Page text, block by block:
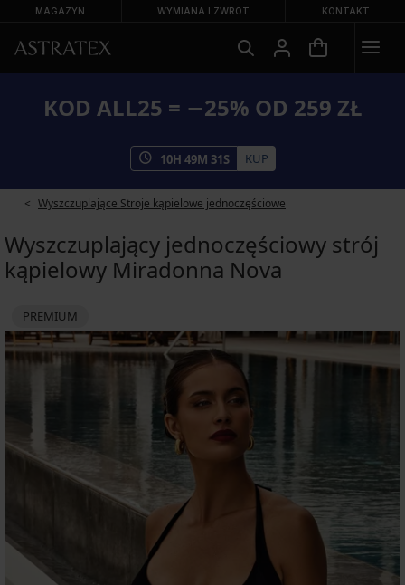
MAGAZYN WYMIANA I ZWROT KONTAKT
KOD ALL25 = −25% OD 259 ZŁ
10H 49M 31S KUP
Wyszczuplające Stroje kąpielowe jednoczęściowe
Wyszczuplający jednoczęściowy strój
kąpielowy Miradonna Nova
PREMIUM